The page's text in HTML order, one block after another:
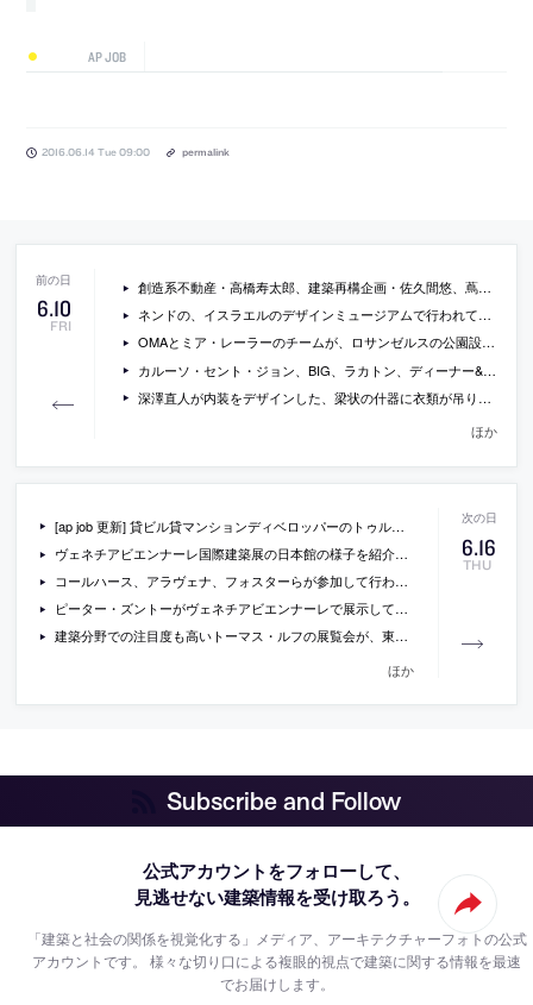
AP JOB
2016.06.14 Tue 09:00 permalink
6.10
FRI
創造系不動産・高橋寿太郎、建築再構企画・佐久間悠、蔦屋書店・坂山毅彦らが受賞した東京建築士会の「第2回これからの建築士賞」の結果など
ネンドの、イスラエルのデザインミュージアムで行われている、大規模な回顧展の会場写真
OMAとミア・レーラーのチームが、ロサンゼルスの公園設計コンペに勝利
カルーソ・セント・ジョン、BIG、ラカトン、ディーナー&ディーナーなどが最終候補に残っているロンドンの新博物館の提案の画像
深澤直人が内装をデザインした、梁状の什器に衣類が吊り下げられている、代官山のイッセイミヤケの新店舗の写真
ほか
6.16
THU
[ap job 更新] 貸ビル貸マンションディベロッパーのトゥループロパティマネジメントが勤務形態フリーの設計スタッフを募集中
ヴェネチアビエンナーレ国際建築展の日本館の様子を紹介する動画
コールハース、アラヴェナ、フォスターらが参加して行われたヴェネチアビエンナーレのシンポジウム「INFRASTRUCTURE」の動画
ピーター・ズントーがヴェネチアビエンナーレで展示している作品の様子と本人のコメントを収録した動画
建築分野での注目度も高いトーマス・ルフの展覧会が、東京国立近代美術館で開催 [2016/8/30-11/13]
ほか
Subscribe and Follow
公式アカウントをフォローして、
見逃せない建築情報を受け取ろう。
「建築と社会の関係を視覚化する」メディア、アーキテクチャーフォトの公式
アカウントです。様々な切り口による複眼的視点で建築に関する情報を最速
でお届けします。